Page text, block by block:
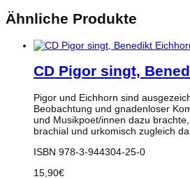
Ähnliche Produkte
CD Pigor singt,
Pigor und Eichhorn sind
Beobachtung und gnadenloser
und Musikpoet/innen dazu
brachial und urkomisch zugleich
ISBN 978-3-944304-25-0
15,90€